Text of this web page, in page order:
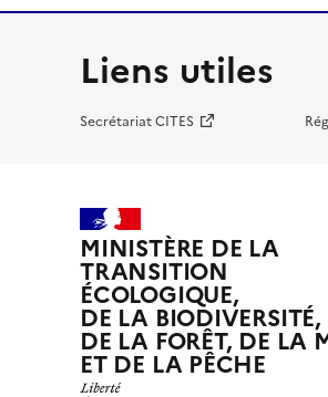
Liens utiles
Secrétariat CITES
MINISTÈRE DE LA
TRANSITION
ÉCOLOGIQUE,
DE LA BIODIVERSITÉ,
DE LA FORÊT, DE LA
ET DE LA PÊCHE